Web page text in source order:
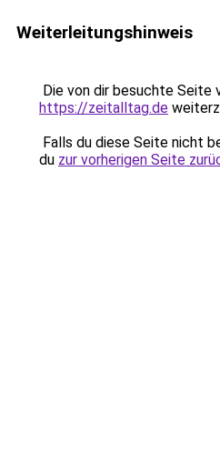
Weiterleitungshinweis
Die von dir besuchte Seite
https://zeitalltag.de
Falls du diese Seite nicht
du zur vorherigen Seite